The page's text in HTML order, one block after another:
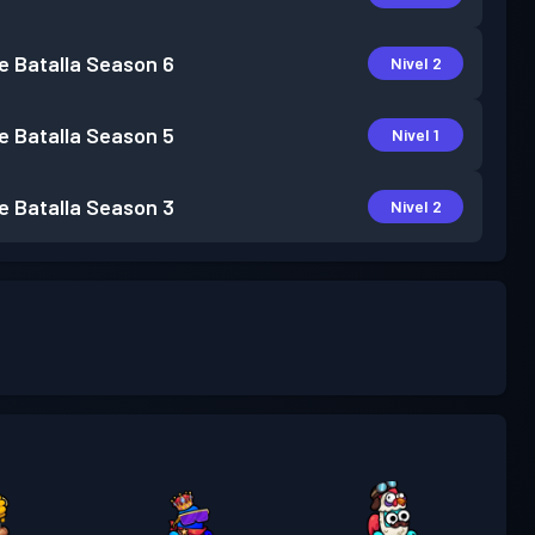
Batalla Season 6 Nivel 2
Batalla Season 5 Nivel 1
Batalla Season 3 Nivel 2